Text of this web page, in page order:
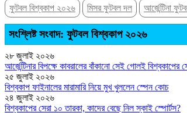
ফুটবল বিশ্বকাপ ২০২৬
মিসর ফুটবল দল আর্জেন্টিনা
সংশ্লিষ্ট সংবাদ: ফুটবল বিশ্বকাপ ২০২৬
২৮ জুলাই ২০২৬
আর্জেন্টিনার বিপক্ষে কাবরালের বাঁকানো সেই গোলই বিশ্বকাপের
২৫ জুলাই ২০২৬
বিশ্বকাপ ফাইনালের মারামারি নিয়ে মুখ খুললেন স্পেন কোচ
২৪ জুলাই ২০২৬
বিশ্বকাপের সেরা ১০ তারকা, কাদের বেছে নিল স্কাই স্পোর্টস?